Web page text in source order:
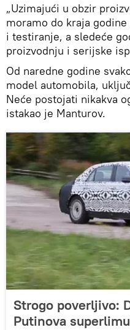
​„Uzimajući u obzir
moramo do kraja
i testiranje, a sledeće
proizvodnju i serijske
Od naredne godine
model automobila,
Neće postojati nikakva
istakao je Manturov.
Strogo poverljivo:
Putinova